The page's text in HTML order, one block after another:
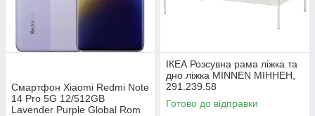
Смартфон Xiaomi Redmi Note
14 Pro 5G 12/512GB
Lavender Purple Global Rom
ІКЕА Розсувна рама ліжка та
дно ліжка MINNEN МІННЕН,
291.239.58
Готово до відправки